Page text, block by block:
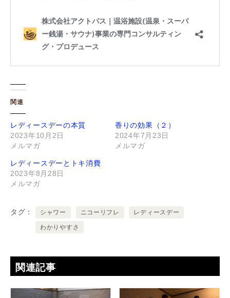
関連
レディースデーの本質
2023年10月2日
メルマガ
香りの効果（２）
2024年7月23日
メルマガ
レディースデーとトキ消費
2023年8月28日
メルマガ
タグ シャワー ニコーリフレ レディースデー
わかりやすさ
関連記事